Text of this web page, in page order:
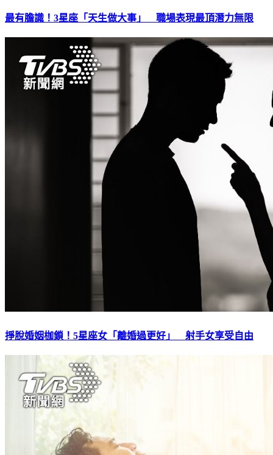
最有膽識！3星座「天生做大事」 職場表現最頂潛力無限
掙脫婚姻枷鎖！5星座女「離婚過更好」 射手女享受自由